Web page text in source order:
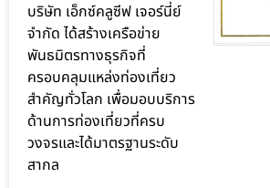
บริษัท เอ็กซ์คลูซีฟ เจอร์นี่ย์
จำกัด ได้สร้างเครือข่าย
พันธมิตรทางธุรกิจที่
ครอบคลุมแหล่งท่องเที่ยว
สำคัญทั่วโลก เพื่อมอบบริการ
ด้านการท่องเที่ยวที่ครบ
วงจรและได้มาตรฐานระดับ
สากล